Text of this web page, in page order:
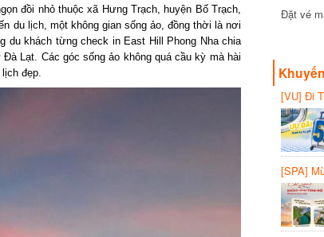
đồi nhỏ thuộc xã Hưng Trạch, huyện Bố Trạch,
du lịch, một không gian sống ảo, đồng thời là nơi
khách từng check in East Hill Phong Nha chia
Lạt. Các góc sống ảo không quá cầu kỳ mà hài
đẹp.
Đặt vé
[VU] Đi
giảm
[SPA]
20%